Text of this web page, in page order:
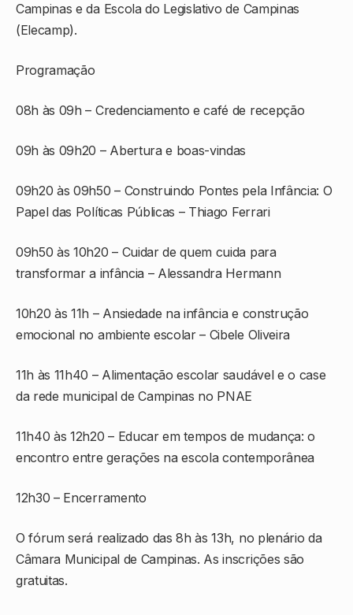
Campinas e da Escola do Legislativo de Campinas
(Elecamp).
Programação
08h às 09h – Credenciamento e café de recepção
09h às 09h20 – Abertura e boas-vindas
09h20 às 09h50 – Construindo Pontes pela Infância: O
Papel das Políticas Públicas – Thiago Ferrari
09h50 às 10h20 – Cuidar de quem cuida para
transformar a infância – Alessandra Hermann
10h20 às 11h – Ansiedade na infância e construção
emocional no ambiente escolar – Cibele Oliveira
11h às 11h40 – Alimentação escolar saudável e o case
da rede municipal de Campinas no PNAE
11h40 às 12h20 – Educar em tempos de mudança: o
encontro entre gerações na escola contemporânea
12h30 – Encerramento
O fórum será realizado das 8h às 13h, no plenário da
Câmara Municipal de Campinas. As inscrições são
gratuitas.